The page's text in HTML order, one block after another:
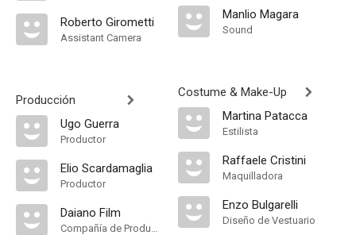
Roberto Girometti
Assistant Camera
Producción
Ugo Guerra
Productor
Elio Scardamaglia
Productor
Daiano Film
Compañía de Produccion
Manlio Magara
Sound
Costume & Make-Up
Martina Patacca
Estilista
Raffaele Cristini
Maquilladora
Enzo Bulgarelli
Diseño de Vestuario